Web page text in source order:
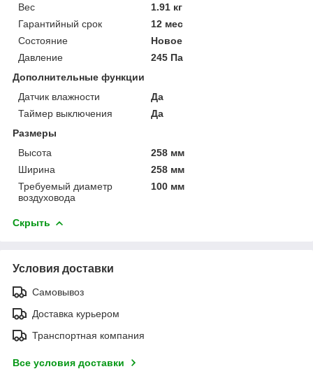
Вес
1.91 кг
Гарантийный срок
12 мес
Состояние
Новое
Давление
245 Па
Дополнительные функции
Датчик влажности
Да
Таймер выключения
Да
Размеры
Высота
258 мм
Ширина
258 мм
Требуемый диаметр
воздуховода
100 мм
Скрыть
Условия доставки
Самовывоз
Доставка курьером
Транспортная компания
Все условия доставки